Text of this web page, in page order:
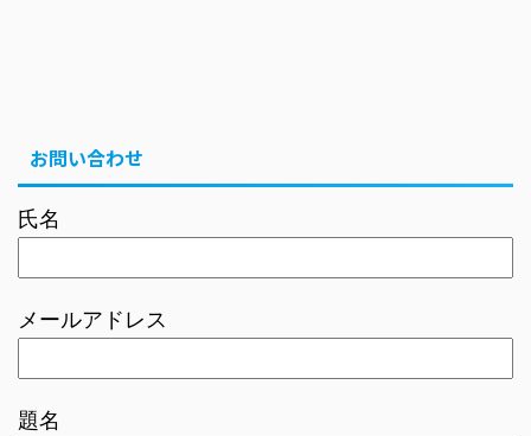
お問い合わせ
氏名
メールアドレス
題名